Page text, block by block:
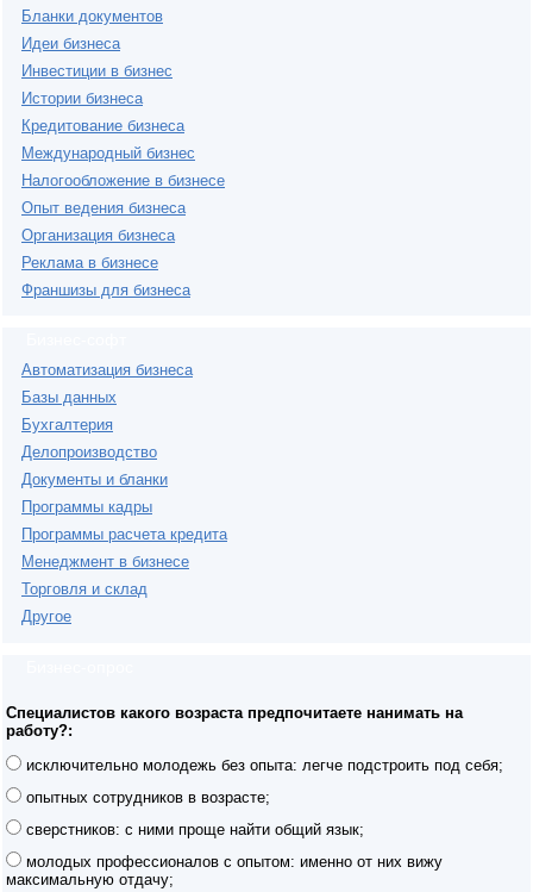
Бланки документов
Идеи бизнеса
Инвестиции в бизнес
Истории бизнеса
Кредитование бизнеса
Международный бизнес
Налогообложение в бизнесе
Опыт ведения бизнеса
Организация бизнеса
Реклама в бизнесе
Франшизы для бизнеса
Автоматизация бизнеса
Базы данных
Бухгалтерия
Делопроизводство
Документы и бланки
Программы кадры
Программы расчета кредита
Менеджмент в бизнесе
Торговля и склад
Другое
Специалистов какого возраста предпочитаете нанимать на
работу?:
исключительно молодежь без опыта: легче подстроить под себя;
опытных сотрудников в возрасте;
сверстников: с ними проще найти общий язык;
молодых профессионалов с опытом: именно от них вижу
максимальную отдачу;